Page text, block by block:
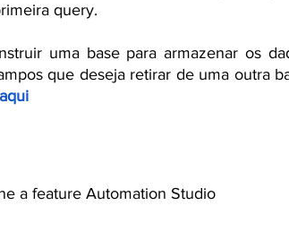
query.
uma base para armazenar os
que deseja retirar de uma outra
a feature Automation Studio